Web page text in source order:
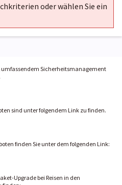
oder wählen Sie ein
umfassendem Sicherheitsmanagement
sind unter folgendem Link zu finden.
finden Sie unter dem folgenden Link:
Upgrade bei Reisen in den